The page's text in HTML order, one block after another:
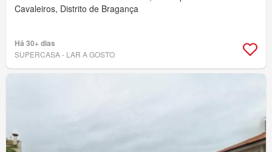
Cavaleiros, Distrito de Bragança
Há 30+ dias
SUPERCASA - LAR A GOSTO